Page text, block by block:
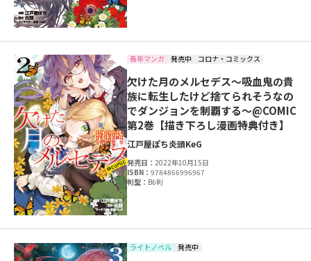
青年マンガ 発売中 コロナ・コミックス
欠けた月のメルセデス～吸血鬼の貴
族に転生したけど捨てられそうなの
でダンジョンを制覇する～@COMIC
第2巻【描き下ろし漫画特典付き】
江戸屋ぽち炎頭KeG
発売日：2022年10月15日
ISBN：9784866996967
判型： B6判
ライトノベル 発売中